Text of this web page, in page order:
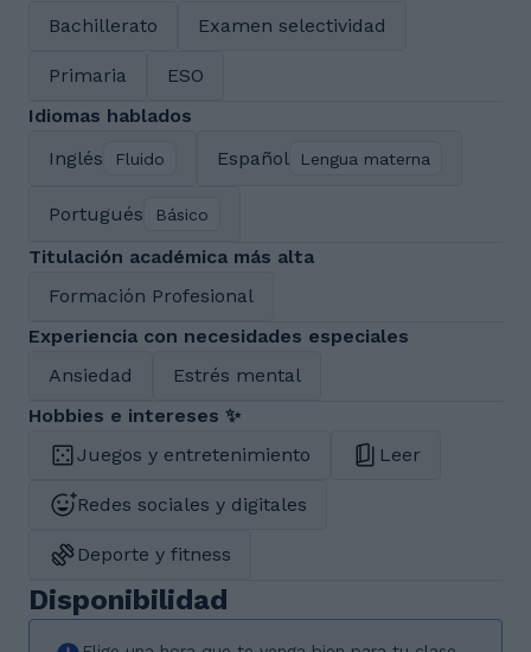
Bachillerato
Examen selectividad
Primaria
ESO
Idiomas hablados
Inglés
Fluido Español Lengua materna
Portugués Básico
Titulación académica más alta
Formación Profesional
Experiencia con necesidades especiales
Ansiedad
Estrés mental
Hobbies e intereses ✨
Juegos y entretenimiento
Leer
Redes sociales y digitales
Deporte y fitness
Disponibilidad